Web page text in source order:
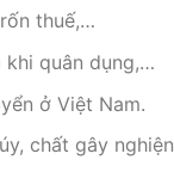
thuế,…
khi quân dụng,…
ở Việt Nam.
chất gây nghiện